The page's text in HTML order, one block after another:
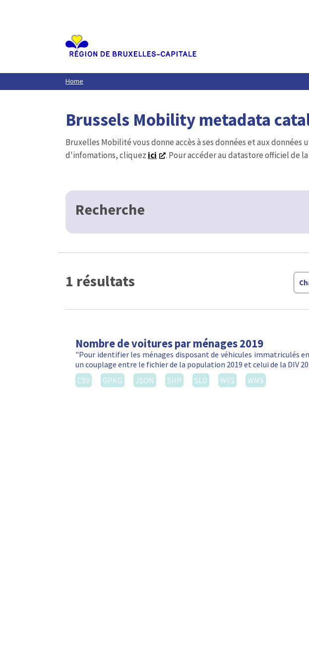
Home
Brussels Mobility metadata
Bruxelles Mobilité vous donne accès à ses données et aux
d'infomations, cliquez ici . Pour accéder au datastore officiel de
Recherche
1 résultats
Nombre de voitures par ménages 2019
"Pour identifier les ménages disposant de véhicules immatriculés
un couplage entre le fichier de la population 2019 et celui de la DIV
CSV
GPKG JSON SHP SLD WFS WMS